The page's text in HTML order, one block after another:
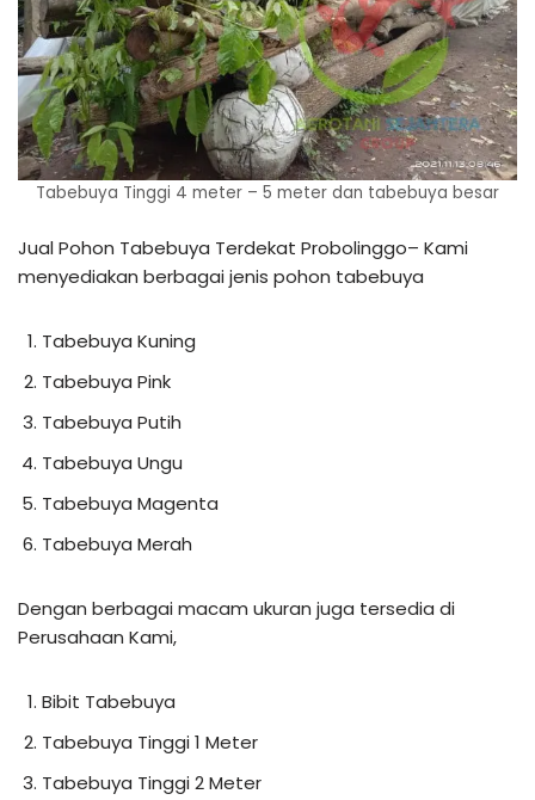
Tabebuya Tinggi 4 meter – 5 meter dan tabebuya besar
Jual Pohon Tabebuya Terdekat Probolinggo– Kami
menyediakan berbagai jenis pohon tabebuya
Tabebuya Kuning
Tabebuya Pink
Tabebuya Putih
Tabebuya Ungu
Tabebuya Magenta
Tabebuya Merah
Dengan berbagai macam ukuran juga tersedia di
Perusahaan Kami,
Bibit Tabebuya
Tabebuya Tinggi 1 Meter
Tabebuya Tinggi 2 Meter